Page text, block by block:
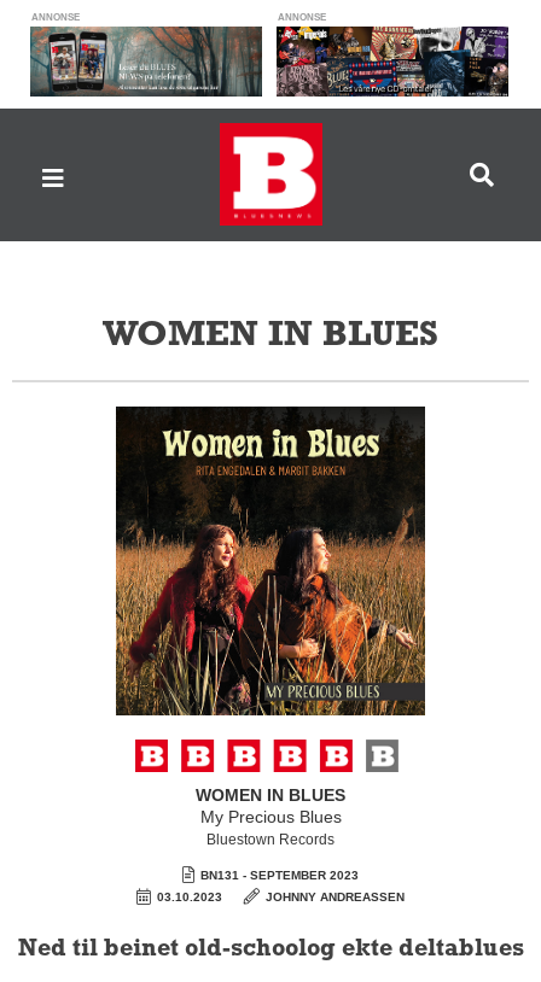
ANNONSE ANNONSE
WOMEN IN BLUES
WOMEN IN BLUES
My Precious Blues
Bluestown Records
BN131 - SEPTEMBER 2023
03.10.2023
JOHNNY ANDREASSEN
Ned til beinet old-schoolog ekte deltablues